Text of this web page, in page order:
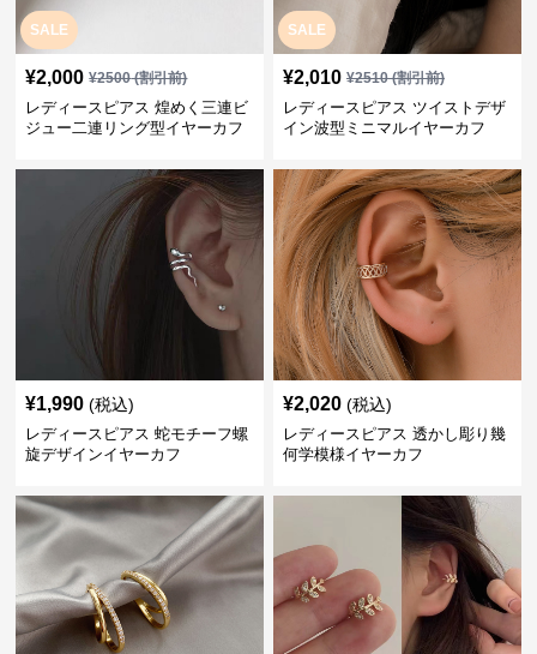
SALE
¥2,000 ¥2500(割引前)
レディースピアス 煌めく三連ビ
ジュー二連リング型イヤーカフ
SALE
¥2,010 ¥2510(割引前)
レディースピアス ツイストデザ
イン波型ミニマルイヤーカフ
¥1,990 (税込)
レディースピアス 蛇モチーフ螺
旋デザインイヤーカフ
¥2,020 (税込)
レディースピアス 透かし彫り幾
何学模様イヤーカフ